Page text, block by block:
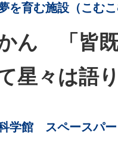
を育む施設（こむ
ん 「皆
星々は語
学館 スペースパ